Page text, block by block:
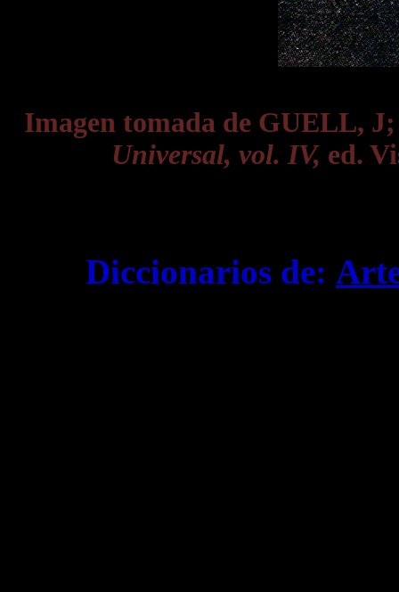
Imagen tomada de GUELL,
Universal, vol. IV, ed.
Diccionarios de: